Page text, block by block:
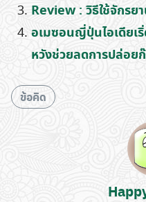
Review : วิธีใช้จักร
อเมซอนญี่ปุ่นไอเดีย
หวังช่วยลดการปล่อย
ข้อคิด